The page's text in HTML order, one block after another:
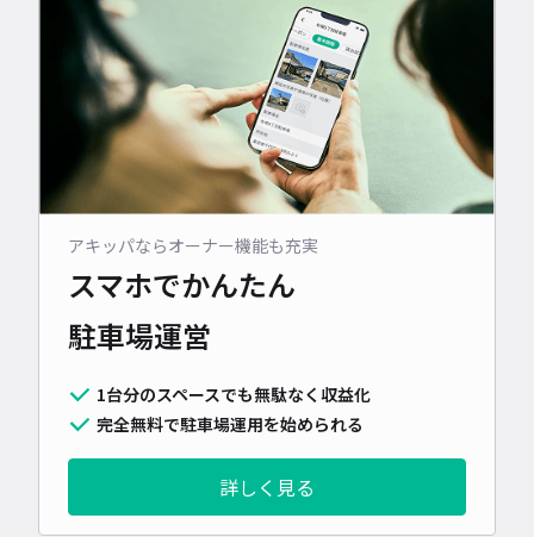
アキッパならオーナー機能も充実
スマホでかんたん
駐車場運営
1台分のスペースでも無駄なく収益化
完全無料で駐車場運用を始められる
詳しく見る